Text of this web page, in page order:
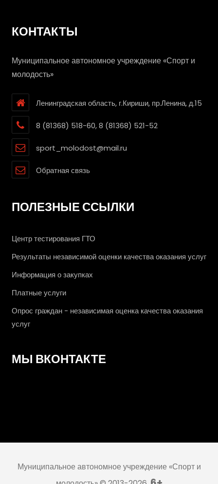
КОНТАКТЫ
Муниципальное автономное учреждение «Спорт и
молодость»
Ленинградская область, г.Кириши, пр.Ленина, д.15
8 (81368) 518-60, 8 (81368) 521-52
sport_molodost@mail.ru
Обратная связь
ПОЛЕЗНЫЕ ССЫЛКИ
Центр тестирования ГТО
Результаты независимой оценки качества оказания услуг
Информация о закупках
Платные услуги
Опрос граждан - независимая оценка качества оказания
услуг
МЫ ВКОНТАКТЕ
Муниципальное автономное учреждение «Спорт и